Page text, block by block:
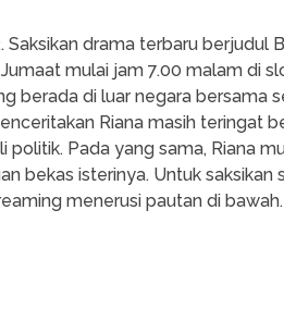
drama terbaru berjudul
mulai jam 7.00 malam di
berada di luar negara bersama
Riana masih teringat
politik. Pada yang sama, Riana
bekas isterinya. Untuk saksikan
menerusi pautan di bawah.